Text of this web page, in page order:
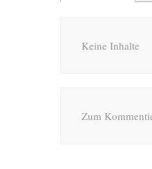
Keine Inhalte
Zum